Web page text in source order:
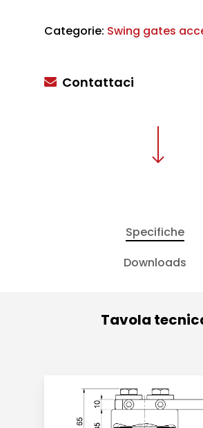
Categorie: Swing gates
Contattaci
Specifiche
Downloads
Tavola